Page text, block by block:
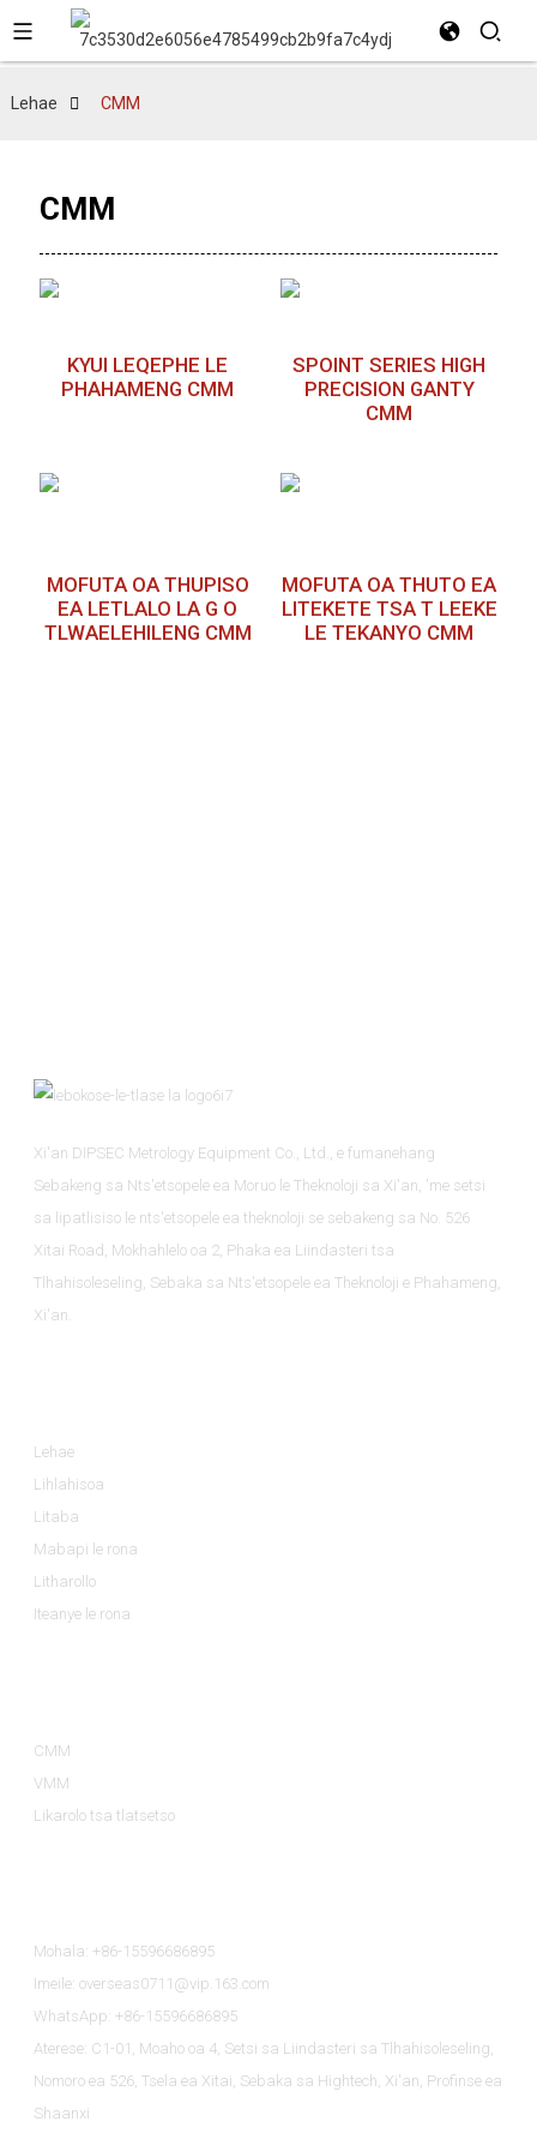
Lehae CMM
CMM
KYUI LEQEPHE LE
PHAHAMENG CMM
SPOINT SERIES HIGH
PRECISION GANTY
CMM
MOFUTA OA THUPISO
EA LETLALO LA G O
TLWAELEHILENG CMM
MOFUTA OA THUTO EA
LITEKETE TSA T LEEKE
LE TEKANYO CMM
Xi'an DIPSEC Metrology Equipment Co., Ltd., e fumanehang
Sebakeng sa Nts'etsopele ea Moruo le Theknoloji sa Xi'an, 'me setsi
sa lipatlisiso le nts'etsopele ea theknoloji se sebakeng sa No. 526
Xitai Road, Mokhahlelo oa 2, Phaka ea Liindasteri tsa
Tlhahisoleseling, Sebaka sa Nts'etsopele ea Theknoloji e Phahameng,
Xi'an.
Lehae
Lihlahisoa
Litaba
Mabapi le rona
Litharollo
Iteanye le rona
CMM
VMM
Likarolo tsa tlatsetso
Mohala: +86-15596686895
Imeile: overseas0711@vip.163.com
WhatsApp: +86-15596686895
Aterese: C1-01, Moaho oa 4, Setsi sa Liindasteri sa Tlhahisoleseling,
Nomoro ea 526, Tsela ea Xitai, Sebaka sa Hightech, Xi'an, Profinse ea
Shaanxi